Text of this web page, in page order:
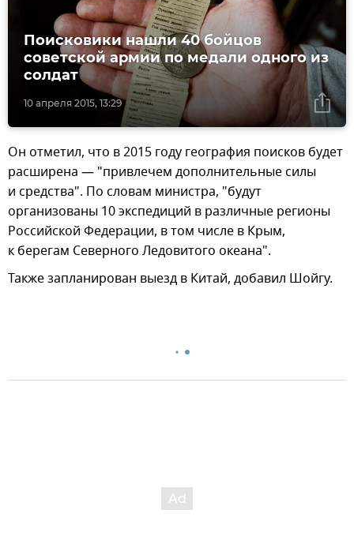
10 апреля 2015, 13:29
Поисковики нашли 40 бойцов
советской армии по медали одного из
солдат
Он отметил, что в 2015 году география поисков будет
расширена — "привлечем дополнительные силы
и средства". По словам министра, "будут
организованы 10 экспедиций в различные регионы
Российской Федерации, в том числе в Крым,
к берегам Северного Ледовитого океана".
Также запланирован выезд в Китай, добавил Шойгу.